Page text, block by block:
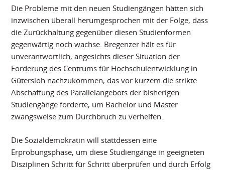
Die Probleme mit den neuen Studiengängen hätten sich
inzwischen überall herumgesprochen mit der Folge, dass
die Zurückhaltung gegenüber diesen Studienformen
gegenwärtig noch wachse. Bregenzer hält es für
unverantwortlich, angesichts dieser Situation der
Forderung des Centrums für Hochschulentwicklung in
Gütersloh nachzukommen, das vor kurzem die strikte
Abschaffung des Parallelangebots der bisherigen
Studiengänge forderte, um Bachelor und Master
zwangsweise zum Durchbruch zu verhelfen.
Die Sozialdemokratin will stattdessen eine
Erprobungsphase, um diese Studiengänge in geeigneten
Disziplinen Schritt für Schritt überprüfen und durch Erfolg